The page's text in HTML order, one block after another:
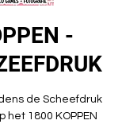
-
de Scheefdruk
het 1800 KOPPEN